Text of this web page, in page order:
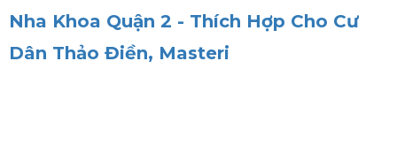
Nha Khoa Quận 2 - Thích Hợp Cho Cư
Dân Thảo Điền, Masteri